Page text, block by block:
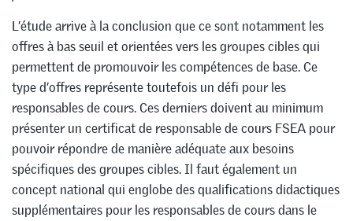
L’étude arrive à la conclusion que ce sont notamment les
offres à bas seuil et orientées vers les groupes cibles qui
permettent de promouvoir les compétences de base. Ce
type d’offres représente toutefois un défi pour les
responsables de cours. Ces derniers doivent au minimum
présenter un certificat de responsable de cours FSEA pour
pouvoir répondre de manière adéquate aux besoins
spécifiques des groupes cibles. Il faut également un
concept national qui englobe des qualifications didactiques
supplémentaires pour les responsables de cours dans le